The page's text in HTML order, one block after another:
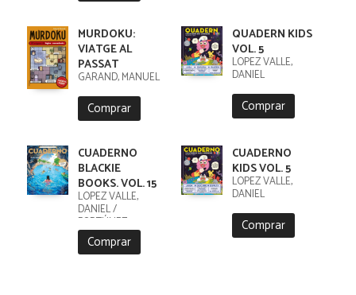
MURDOKU:
VIATGE AL
PASSAT
GARAND, MANUEL
Comprar
QUADERN KIDS
VOL. 5
LÓPEZ VALLE,
DANIEL
Comprar
CUADERNO
BLACKIE
BOOKS. VOL. 15
LÓPEZ VALLE,
DANIEL /
FORTÚNEZ,
CRISTOBAL
Comprar
CUADERNO
KIDS VOL. 5
LÓPEZ VALLE,
DANIEL
Comprar